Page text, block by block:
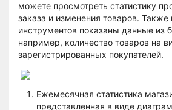
можете просмотреть статистику
заказа и изменения товаров. Также
инструментов показаны данные из
например, количество товаров на
зарегистрированных покупателей.
Ежемесячная статистика
представленная в виде